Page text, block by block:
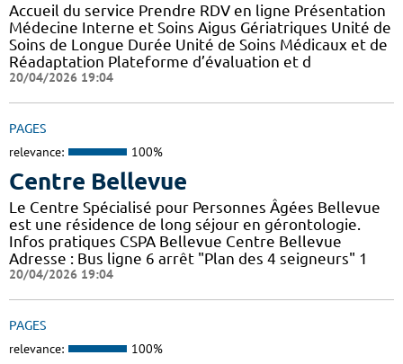
Accueil du service Prendre RDV en ligne Présentation
Médecine Interne et Soins Aigus Gériatriques Unité de
Soins de Longue Durée Unité de Soins Médicaux et de
Réadaptation Plateforme d’évaluation et d
20/04/2026 19:04
PAGES
relevance: 100%
Centre Bellevue
Le Centre Spécialisé pour Personnes Âgées Bellevue
est une résidence de long séjour en gérontologie.
Infos pratiques CSPA Bellevue Centre Bellevue
Adresse : Bus ligne 6 arrêt "Plan des 4 seigneurs" 1
20/04/2026 19:04
PAGES
relevance: 100%